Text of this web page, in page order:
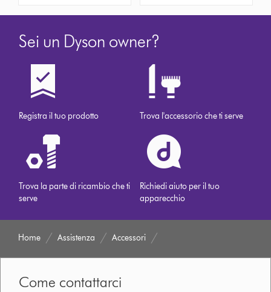
Sei un Dyson owner?
Registra il tuo prodotto Trova l'accessorio che ti serve
Trova la parte di ricambio che ti
serve
Richiedi aiuto per il tuo
apparecchio
Home Assistenza Accessori
Come contattarci